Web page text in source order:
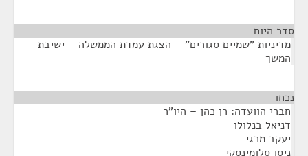
סדר היום
מדיניות "שמיים סגורים" – הצגת עמדת הממשלה – ישיבת
המשך
נכחו
חברי הוועדה: רן כהן – היו"ר
דניאל בנלולו
יעקב מרגי
ניסן סלומינסקי